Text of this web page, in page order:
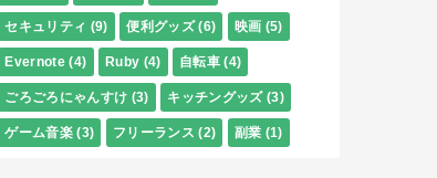
セキュリティ (9) 便利グッズ (6) 映画 (5)
Evernote (4) Ruby (4) 自転車 (4)
ごろごろにゃんすけ (3) キッチングッズ (3)
ゲーム音楽 (3) フリーランス (2) 副業 (1)